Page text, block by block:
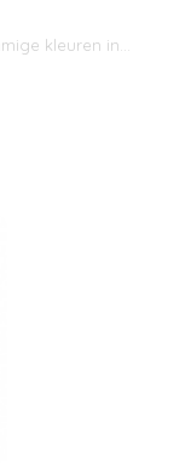
kleuren in…